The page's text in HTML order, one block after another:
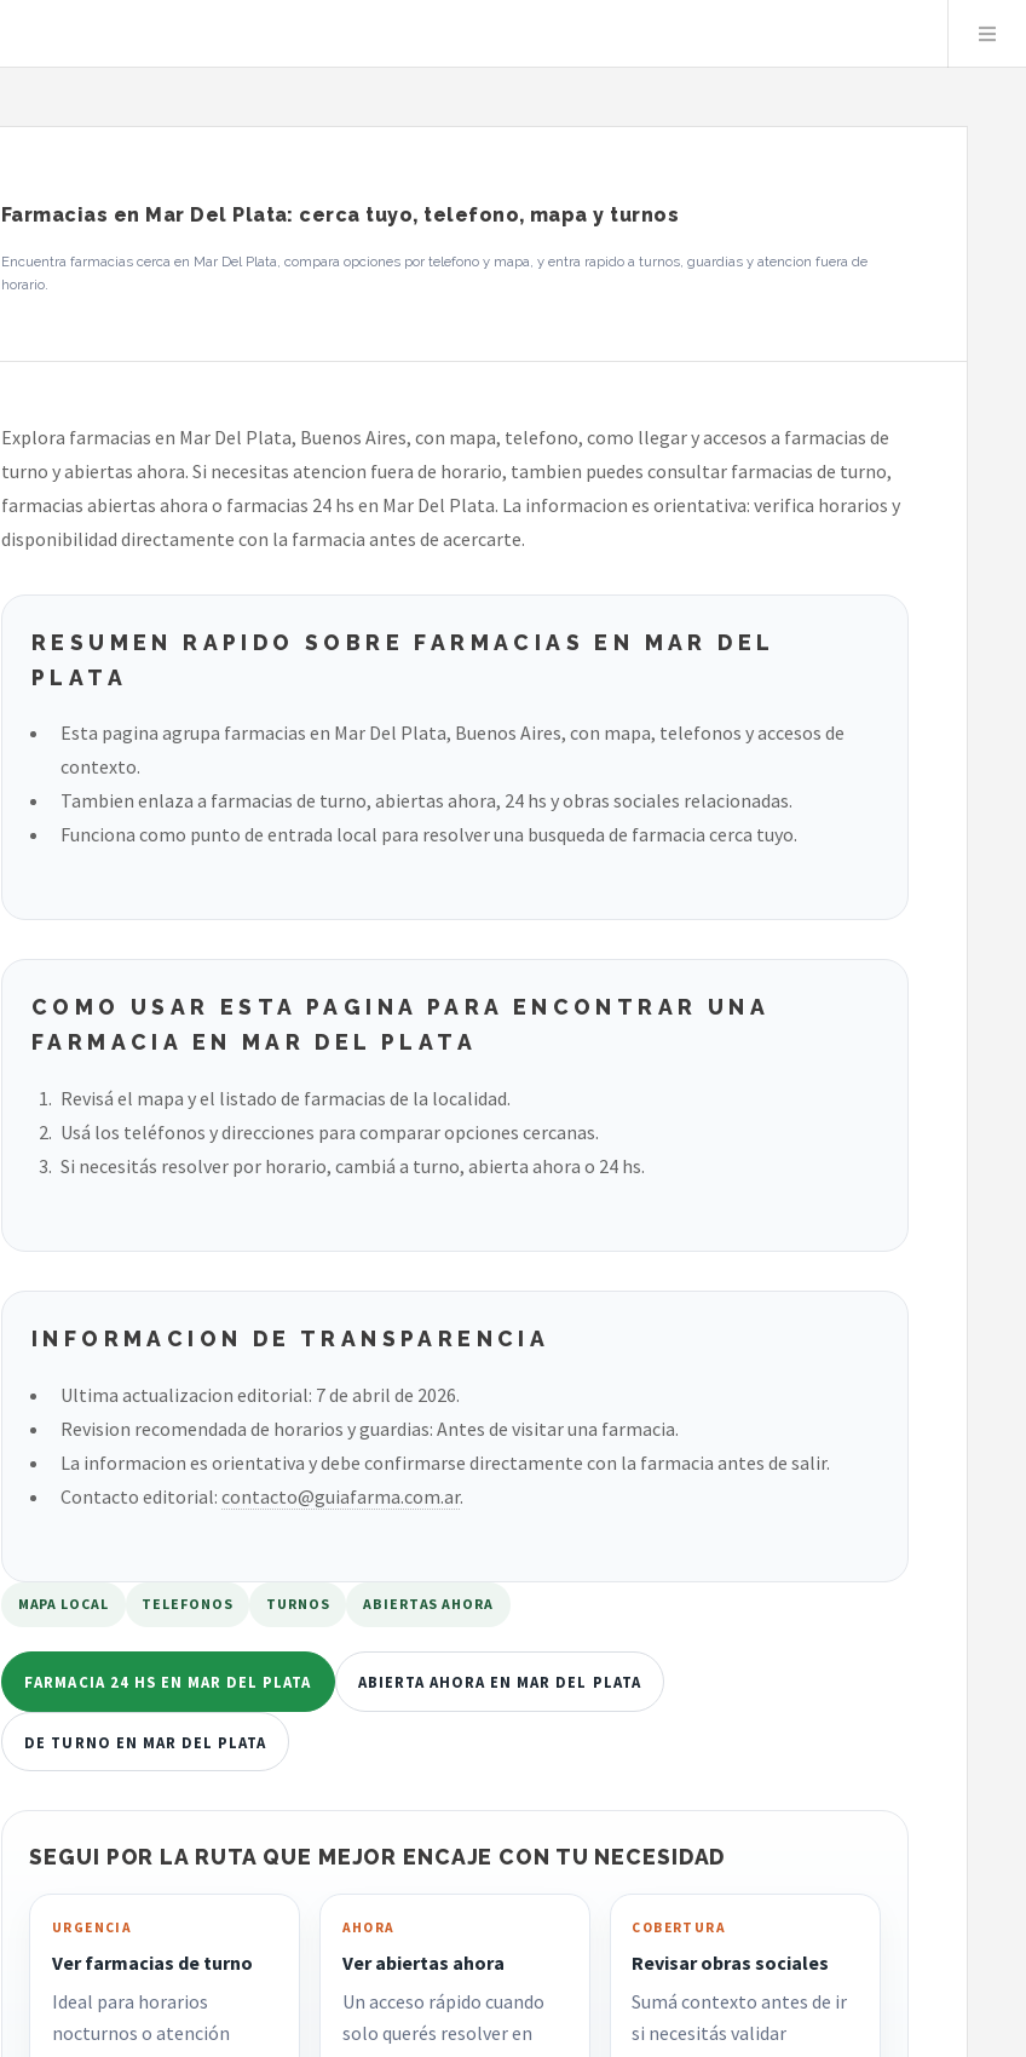
Farmacias en Mar Del Plata: cerca tuyo, telefono, mapa y turnos
Encuentra farmacias cerca en Mar Del Plata, compara opciones por telefono y mapa, y entra rapido a turnos, guardias y atencion fuera de
horario.
Explora farmacias en Mar Del Plata, Buenos Aires, con mapa, telefono, como llegar y accesos a farmacias de
turno y abiertas ahora. Si necesitas atencion fuera de horario, tambien puedes consultar farmacias de turno,
farmacias abiertas ahora o farmacias 24 hs en Mar Del Plata. La informacion es orientativa: verifica horarios y
disponibilidad directamente con la farmacia antes de acercarte.
RESUMEN RAPIDO SOBRE FARMACIAS EN MAR DEL
PLATA
Esta pagina agrupa farmacias en Mar Del Plata, Buenos Aires, con mapa, telefonos y accesos de
contexto.
Tambien enlaza a farmacias de turno, abiertas ahora, 24 hs y obras sociales relacionadas.
Funciona como punto de entrada local para resolver una busqueda de farmacia cerca tuyo.
COMO USAR ESTA PAGINA PARA ENCONTRAR UNA
FARMACIA EN MAR DEL PLATA
Revisá el mapa y el listado de farmacias de la localidad.
Usá los teléfonos y direcciones para comparar opciones cercanas.
Si necesitás resolver por horario, cambiá a turno, abierta ahora o 24 hs.
INFORMACION DE TRANSPARENCIA
Ultima actualizacion editorial: 7 de abril de 2026.
Revision recomendada de horarios y guardias: Antes de visitar una farmacia.
La informacion es orientativa y debe confirmarse directamente con la farmacia antes de salir.
Contacto editorial: contacto@guiafarma.com.ar.
MAPA LOCAL TELEFONOS TURNOS ABIERTAS AHORA
FARMACIA 24 HS EN MAR DEL PLATA ABIERTA AHORA EN MAR DEL PLATA
DE TURNO EN MAR DEL PLATA
SEGUI POR LA RUTA QUE MEJOR ENCAJE CON TU NECESIDAD
URGENCIA
Ver farmacias de turno
Ideal para horarios
nocturnos o atención
AHORA
Ver abiertas ahora
Un acceso rápido cuando
solo querés resolver en
COBERTURA
Revisar obras sociales
Sumá contexto antes de ir
si necesitás validar